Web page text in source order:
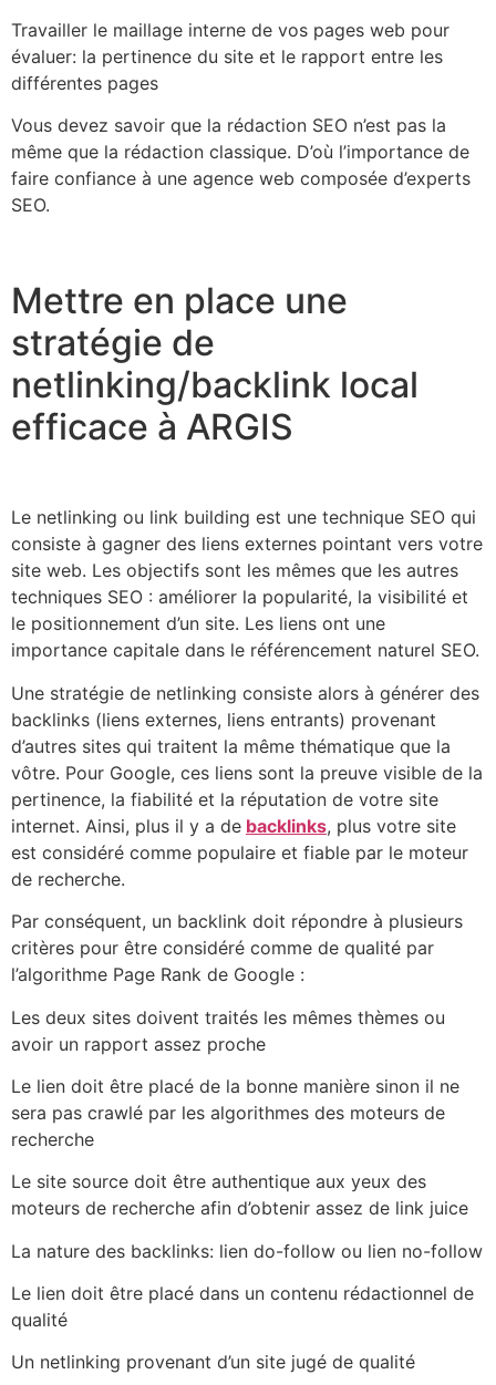
Travailler le maillage interne de vos pages web pour
évaluer: la pertinence du site et le rapport entre les
différentes pages
Vous devez savoir que la rédaction SEO n’est pas la
même que la rédaction classique. D’où l’importance de
faire confiance à une agence web composée d’experts
SEO.
Mettre en place une
stratégie de
netlinking/backlink local
efficace à ARGIS
Le netlinking ou link building est une technique SEO qui
consiste à gagner des liens externes pointant vers votre
site web. Les objectifs sont les mêmes que les autres
techniques SEO : améliorer la popularité, la visibilité et
le positionnement d’un site. Les liens ont une
importance capitale dans le référencement naturel SEO.
Une stratégie de netlinking consiste alors à générer des
backlinks (liens externes, liens entrants) provenant
d’autres sites qui traitent la même thématique que la
vôtre. Pour Google, ces liens sont la preuve visible de la
pertinence, la fiabilité et la réputation de votre site
internet. Ainsi, plus il y a de backlinks, plus votre site
est considéré comme populaire et fiable par le moteur
de recherche.
Par conséquent, un backlink doit répondre à plusieurs
critères pour être considéré comme de qualité par
l’algorithme Page Rank de Google :
Les deux sites doivent traités les mêmes thèmes ou
avoir un rapport assez proche
Le lien doit être placé de la bonne manière sinon il ne
sera pas crawlé par les algorithmes des moteurs de
recherche
Le site source doit être authentique aux yeux des
moteurs de recherche afin d’obtenir assez de link juice
La nature des backlinks: lien do-follow ou lien no-follow
Le lien doit être placé dans un contenu rédactionnel de
qualité
Un netlinking provenant d’un site jugé de qualité